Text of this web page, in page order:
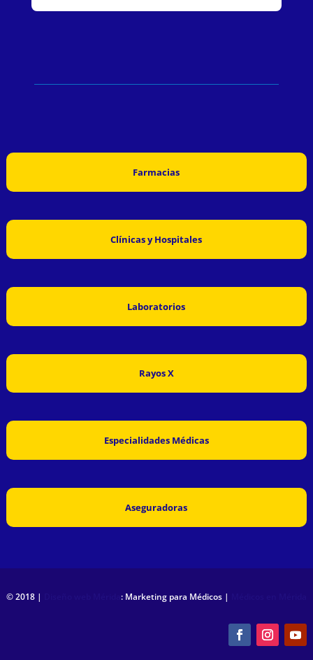
Farmacias
Clínicas y Hospitales
Laboratorios
Rayos X
Especialidades Médicas
Aseguradoras
© 2018 | : Marketing para Médicos |